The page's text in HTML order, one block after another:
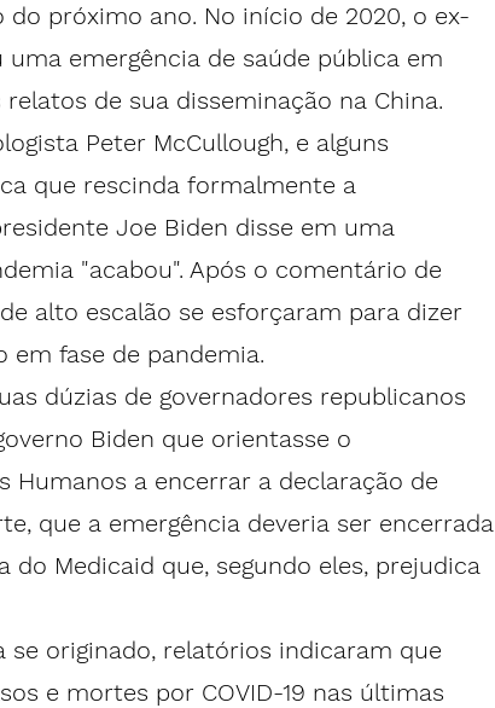
do próximo ano. No início de 2020, o ex-
emergência de saúde pública em
de sua disseminação na China.
Peter McCullough, e alguns
que rescinda formalmente a
Joe Biden disse em uma
"acabou". Após o comentário de
alto escalão se esforçaram para dizer
em fase de pandemia.
dúzias de governadores republicanos
Biden que orientasse o
Humanos a encerrar a declaração de
que a emergência deveria ser encerrada
Medicaid que, segundo eles, prejudica
se originado, relatórios indicaram que
e mortes por COVID-19 nas últimas